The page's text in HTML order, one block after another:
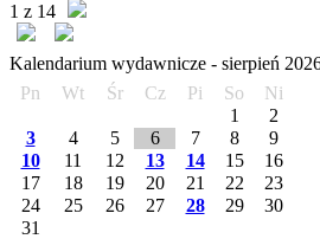
1 z 14
Kalendarium wydawnicze - sierpień
Pn
Wt Śr Cz Pi So
Ni
1
2
3
4 5 6 7 8
9
10
11 12 13 14 15
16
17
18 19 20 21 22
23
24
25 26 27 28 29
30
31